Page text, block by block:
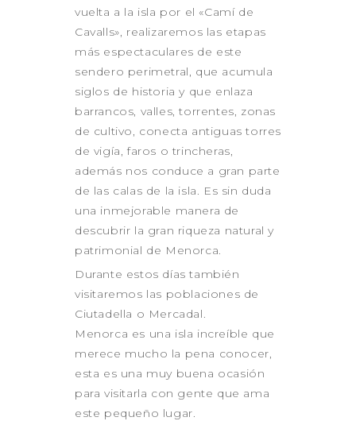
vuelta a la isla por el «Camí de
Cavalls», realizaremos las etapas
más espectaculares de este
sendero perimetral, que acumula
siglos de historia y que enlaza
barrancos, valles, torrentes, zonas
de cultivo, conecta antiguas torres
de vigía, faros o trincheras,
además nos conduce a gran parte
de las calas de la isla. Es sin duda
una inmejorable manera de
descubrir la gran riqueza natural y
patrimonial de Menorca.
Durante estos días también
visitaremos las poblaciones de
Ciutadella o Mercadal.
Menorca es una isla increíble que
merece mucho la pena conocer,
esta es una muy buena ocasión
para visitarla con gente que ama
este pequeño lugar.